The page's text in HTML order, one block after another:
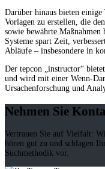
Darüber hinaus bieten
Vorlagen zu erstellen, die
sowie bewährte
Systeme spart Zeit,
Abläufe – insbesondere in
Der tepcon „instructor“
und wird mit einer Wenn-
Ursachenforschung und
Nehmen Sie
Vertrauen Sie auf Vielfalt:
hören gut zu und schlagen
Suchmethodik vor.